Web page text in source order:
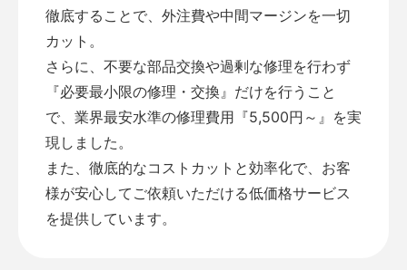
徹底することで、外注費や中間マージンを一切
カット。
さらに、不要な部品交換や過剰な修理を行わず
『必要最小限の修理・交換』だけを行うこと
で、業界最安水準の修理費用『5,500円～』を実
現しました。
また、徹底的なコストカットと効率化で、お客
様が安心してご依頼いただける低価格サービス
を提供しています。